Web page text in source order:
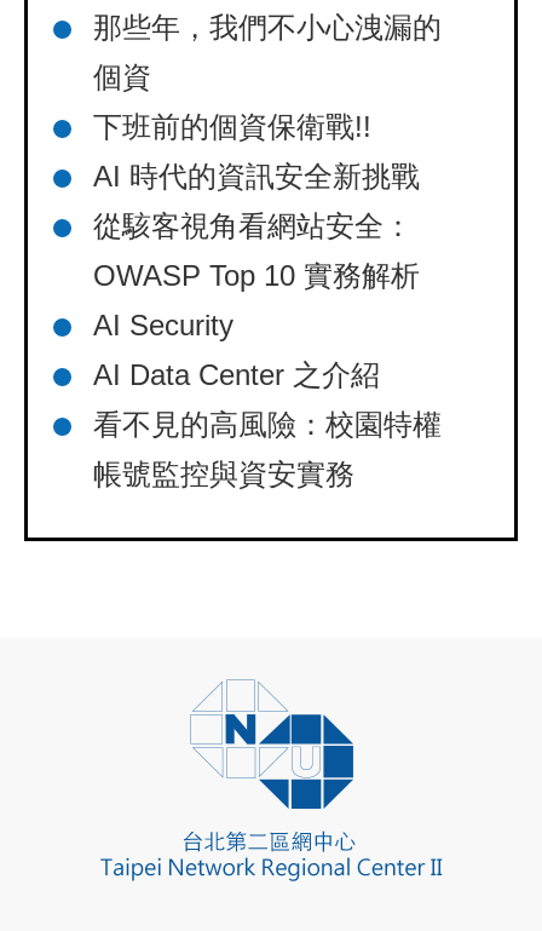
那些年，我們不小心洩漏的
個資
下班前的個資保衛戰!!
AI 時代的資訊安全新挑戰
從駭客視角看網站安全：
OWASP Top 10 實務解析
AI Security
AI Data Center 之介紹
看不見的高風險：校園特權
帳號監控與資安實務